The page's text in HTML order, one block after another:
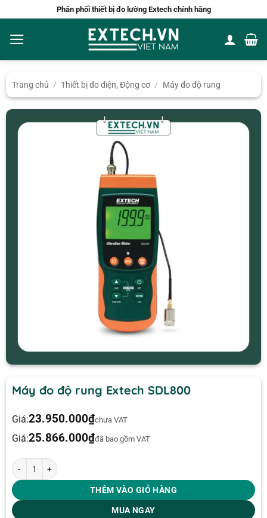
nội
dung
Phân phối thiết bị đo lường Extech chính hãng
Trang chủ / Thiết bị đo điện, Động cơ / Máy đo độ rung
Máy đo độ rung Extech SDL800
Giá:23.950.000₫chưa VAT
Giá:25.866.000₫đã bao gồm VAT
Máy đo độ rung Extech SDL800 số lượng
THÊM VÀO GIỎ HÀNG
MUA NGAY